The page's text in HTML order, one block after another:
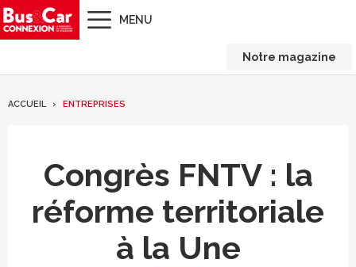
MENU
Notre magazine
ACCUEIL ENTREPRISES
Congrès FNTV : la
réforme territoriale
à la Une